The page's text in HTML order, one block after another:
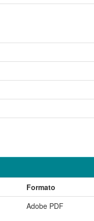
Formato
Adobe PDF